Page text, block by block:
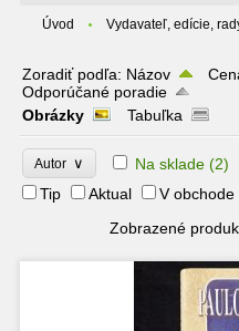
Úvod Vydavateľ, edície,
Zoradiť podľa: Názov
Odporúčané poradie
Obrázky
Tabuľka
Autor ∨ Na sklade (2)
Tip
Aktual V obchode
Zobrazené